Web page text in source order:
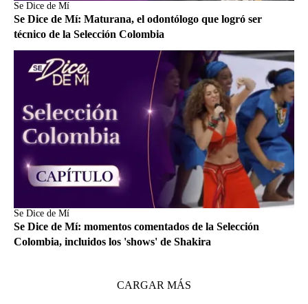
Se Dice de Mí
Se Dice de Mí: Maturana, el odontólogo que logró ser
técnico de la Selección Colombia
Se Dice de Mí
Se Dice de Mí: momentos comentados de la Selección
Colombia, incluidos los 'shows' de Shakira
CARGAR MÁS